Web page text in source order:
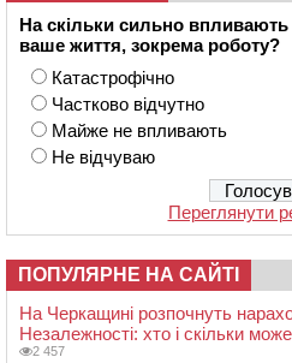
На скільки сильно
ваше життя, зокрема роботу?
Катастрофічно
Частково відчутно
Майже не впливають
Не відчуваю
Переглянути
ПОПУЛЯРНЕ НА САЙТІ
На Черкащині розпочнуть
Незалежності: хто і скільки
2 457